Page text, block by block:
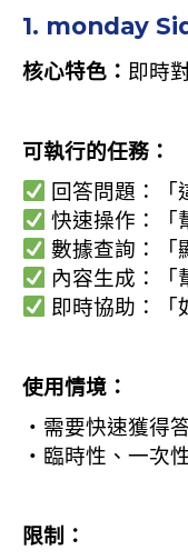
1. monday
核心特色： 即時
可執行的任務：
回答問題：「
快速操作：「
數據查詢：「
內容生成：「
即時協助：「
使用情境：
・需要快速獲得
・臨時性、一次
限制：